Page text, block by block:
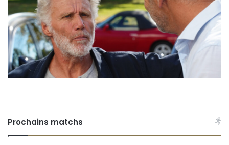
Prochains matchs